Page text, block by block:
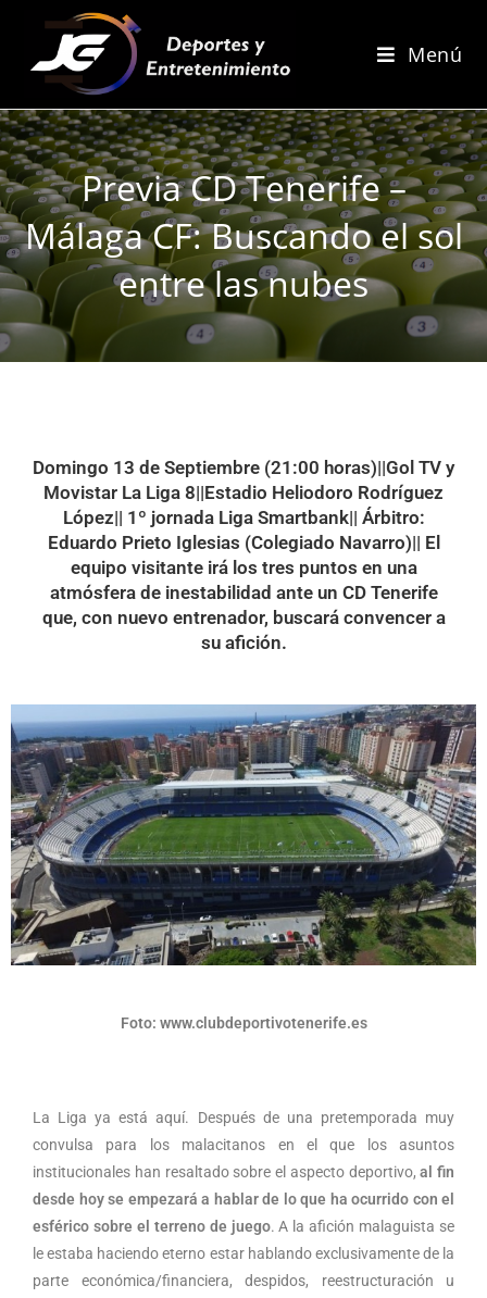
Menú
Previa CD Tenerife –
Málaga CF: Buscando el sol
entre las nubes
Domingo 13 de Septiembre (21:00 horas)||Gol TV y
Movistar La Liga 8||Estadio Heliodoro Rodríguez
López|| 1º jornada Liga Smartbank|| Árbitro:
Eduardo Prieto Iglesias (Colegiado Navarro)|| El
equipo visitante irá los tres puntos en una
atmósfera de inestabilidad ante un CD Tenerife
que, con nuevo entrenador, buscará convencer a
su afición.
Foto: www.clubdeportivotenerife.es
La Liga ya está aquí. Después de una pretemporada muy
convulsa para los malacitanos en el que los asuntos
institucionales han resaltado sobre el aspecto deportivo,al fin
desde hoy se empezará a hablar de lo que ha ocurrido con el
esférico sobre el terreno de juego. A la afición malaguista se
le estaba haciendo eterno estar hablando exclusivamente de la
parte económica/financiera, despidos, reestructuración u